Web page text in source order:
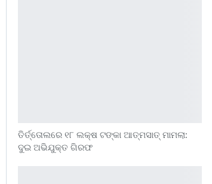
ତିର୍ତ୍ତୋଲରେ ୧୮ ଲକ୍ଷ ଟଙ୍କା ଆତ୍ମସାତ୍ ମାମଲା:
ଦୁଇ ଅଭିଯୁକ୍ତ ଗିରଫ